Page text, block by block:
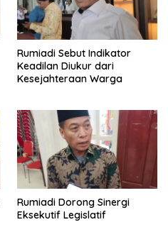
Rumiadi Sebut Indikator
Keadilan Diukur dari
Kesejahteraan Warga
Rumiadi Dorong Sinergi
Eksekutif Legislatif